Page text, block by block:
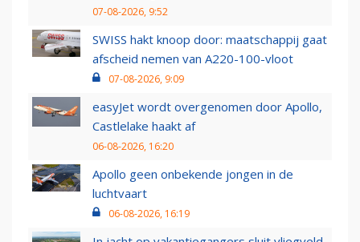
07-08-2026, 9:52
SWISS hakt knoop door: maatschappij gaat
afscheid nemen van A220-100-vloot
07-08-2026, 9:09
easyJet wordt overgenomen door Apollo,
Castlelake haakt af
06-08-2026, 16:20
Apollo geen onbekende jongen in de
luchtvaart
06-08-2026, 16:19